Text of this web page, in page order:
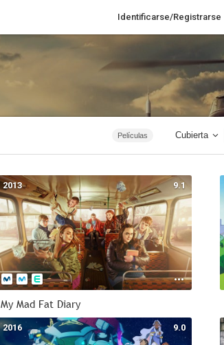
Identificarse/Registrarse
Películas
Series
Animación
Romance
Terror
Infantil
1874 - 2019
Documentales
Rusia
Cubierta
9.1
2013
My Mad Fat Diary
9.0
2016